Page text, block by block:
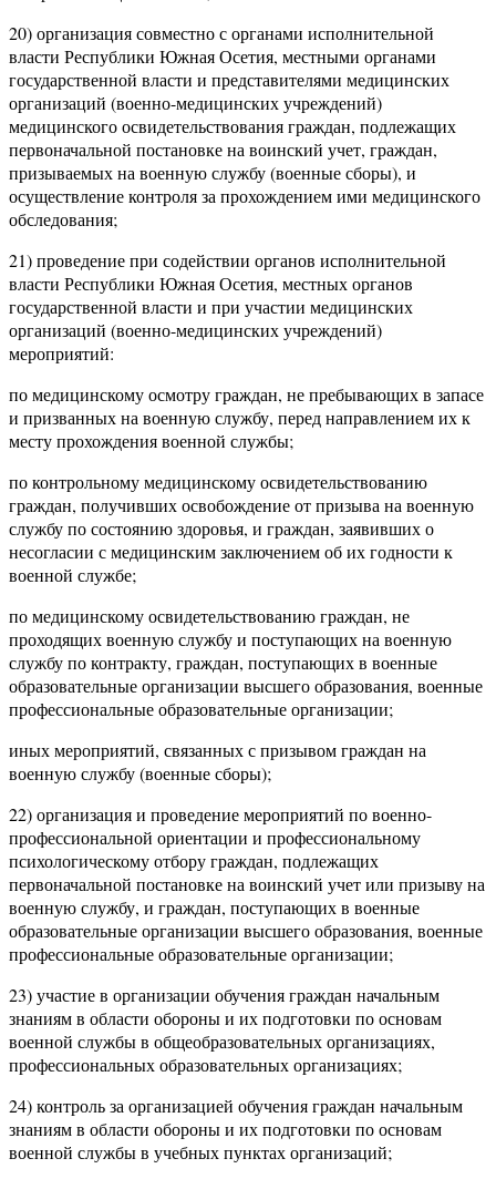
20) организация совместно с органами исполнительной
власти Республики Южная Осетия, местными органами
государственной власти и представителями медицинских
организаций (военно-медицинских учреждений)
медицинского освидетельствования граждан, подлежащих
первоначальной постановке на воинский учет, граждан,
призываемых на военную службу (военные сборы), и
осуществление контроля за прохождением ими медицинского
обследования;
21) проведение при содействии органов исполнительной
власти Республики Южная Осетия, местных органов
государственной власти и при участии медицинских
организаций (военно-медицинских учреждений)
мероприятий:
по медицинскому осмотру граждан, не пребывающих в запасе
и призванных на военную службу, перед направлением их к
месту прохождения военной службы;
по контрольному медицинскому освидетельствованию
граждан, получивших освобождение от призыва на военную
службу по состоянию здоровья, и граждан, заявивших о
несогласии с медицинским заключением об их годности к
военной службе;
по медицинскому освидетельствованию граждан, не
проходящих военную службу и поступающих на военную
службу по контракту, граждан, поступающих в военные
образовательные организации высшего образования, военные
профессиональные образовательные организации;
иных мероприятий, связанных с призывом граждан на
военную службу (военные сборы);
22) организация и проведение мероприятий по военно-
профессиональной ориентации и профессиональному
психологическому отбору граждан, подлежащих
первоначальной постановке на воинский учет или призыву на
военную службу, и граждан, поступающих в военные
образовательные организации высшего образования, военные
профессиональные образовательные организации;
23) участие в организации обучения граждан начальным
знаниям в области обороны и их подготовки по основам
военной службы в общеобразовательных организациях,
профессиональных образовательных организациях;
24) контроль за организацией обучения граждан начальным
знаниям в области обороны и их подготовки по основам
военной службы в учебных пунктах организаций;